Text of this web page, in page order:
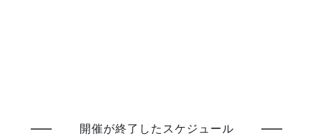
開催が終了したスケジュール